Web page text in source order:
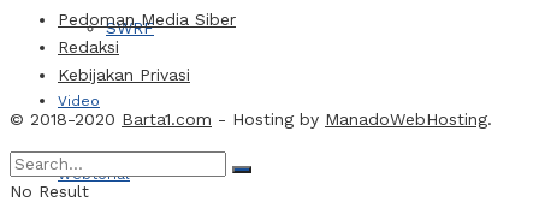
SWRF
Video
Webtorial
Pedoman Media Siber
Redaksi
Kebijakan Privasi
© 2018-2020 Barta1.com - Hosting by ManadoWebHosting.
No Result